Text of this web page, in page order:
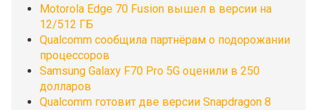
Motorola Edge 70 Fusion вышел в версии на
12/512 ГБ
Qualcomm сообщила партнёрам о подорожании
процессоров
Samsung Galaxy F70 Pro 5G оценили в 250
долларов
Qualcomm готовит две версии Snapdragon 8